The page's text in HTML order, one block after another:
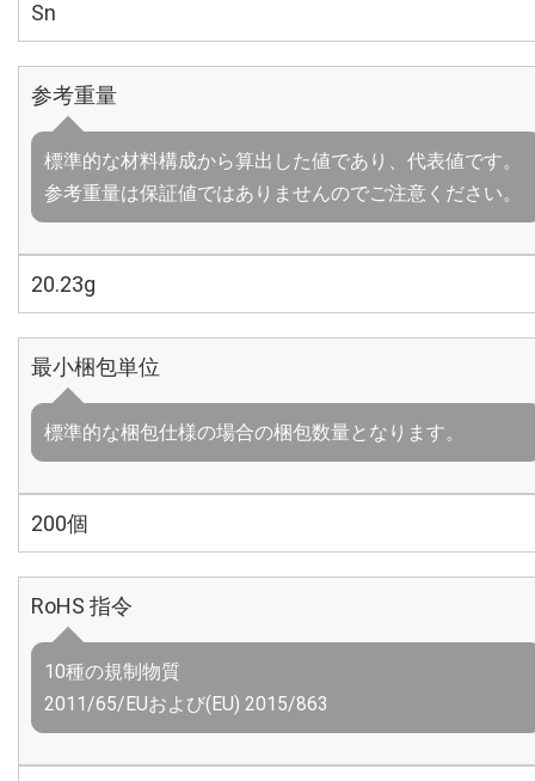
Sn
参考重量
標準的な材料構成から算出した値であり、代表値です。
参考重量は保証値ではありませんのでご注意ください。
20.23g
最小梱包単位
標準的な梱包仕様の場合の梱包数量となります。
200個
RoHS 指令
10種の規制物質
2011/65/EUおよび(EU) 2015/863